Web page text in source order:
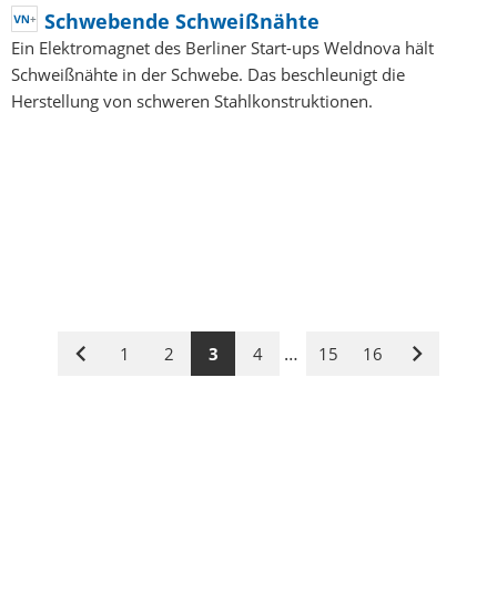
Schwebende Schweißnähte
Ein Elektromagnet des Berliner Start-ups Weldnova hält
Schweißnähte in der Schwebe. Das beschleunigt die
Herstellung von schweren Stahlkonstruktionen.
Vorige
1 2 3 4 … 15 16
Nächste